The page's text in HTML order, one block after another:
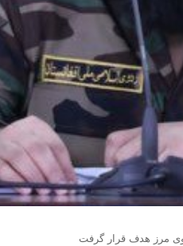
مرز هدف قرار گرفت